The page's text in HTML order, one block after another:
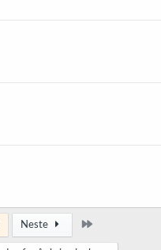
Neste